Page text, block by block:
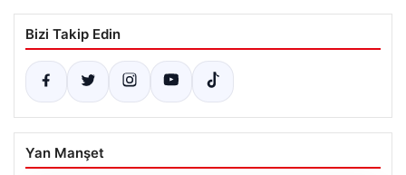
Bizi Takip Edin
Yan Manşet